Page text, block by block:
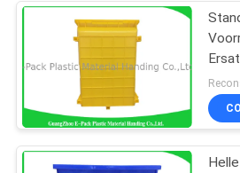
KONTAKT
Beweglicher